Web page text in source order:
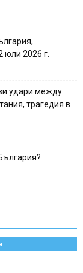
юли 2026 г.
удари между
трагедия в